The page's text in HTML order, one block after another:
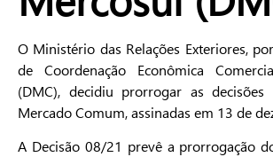
O Ministério das Relações Exteriores,
de Coordenação Econômica
(DMC), decidiu prorrogar as
Mercado Comum, assinadas em 13 de
A Decisão 08/21 prevê a prorrogação